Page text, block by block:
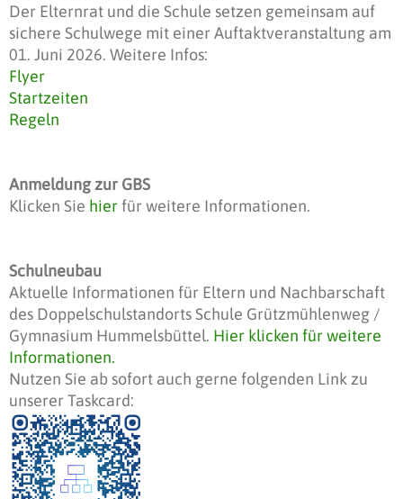
Der Elternrat und die Schule setzen gemeinsam auf
sichere Schulwege mit einer Auftaktveranstaltung am
01. Juni 2026. Weitere Infos:
Flyer
Startzeiten
Regeln
Anmeldung zur GBS
Klicken Sie hierfür weitere Informationen.
Schulneubau
Aktuelle Informationen für Eltern und Nachbarschaft
des Doppelschulstandorts Schule Grützmühlenweg /
Gymnasium Hummelsbüttel. Hier klicken für weitere
Informationen.
Nutzen Sie ab sofort auch gerne folgenden Link zu
unserer Taskcard: